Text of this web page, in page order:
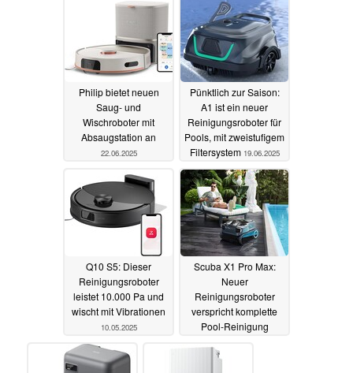
Philip bietet neuen
Saug- und
Wischroboter mit
Absaugstation an
22.06.2025
Pünktlich zur Saison:
A1 ist ein neuer
Reinigungsroboter für
Pools, mit zweistufigem
Filtersystem 19.06.2025
Q10 S5: Dieser
Reinigungsroboter
leistet 10.000 Pa und
wischt mit Vibrationen
10.05.2025
Scuba X1 Pro Max:
Neuer
Reinigungsroboter
verspricht komplette
Pool-Reinigung